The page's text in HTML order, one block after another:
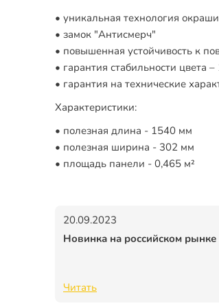
уникальная технология
замок "Антисмерч"
повышенная устойчивость к
гарантия стабильности цвета –
гарантия на технические
Характеристики:
полезная длина - 1540 мм
полезная ширина - 302 мм
площадь панели - 0,465 м²
20.09.2023
Новинка на российском
Читать